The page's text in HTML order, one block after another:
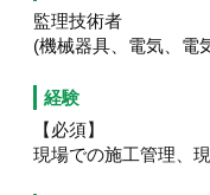
監理技術者
(機械器具、電気、電
経験
【必須】
現場での施工管理、